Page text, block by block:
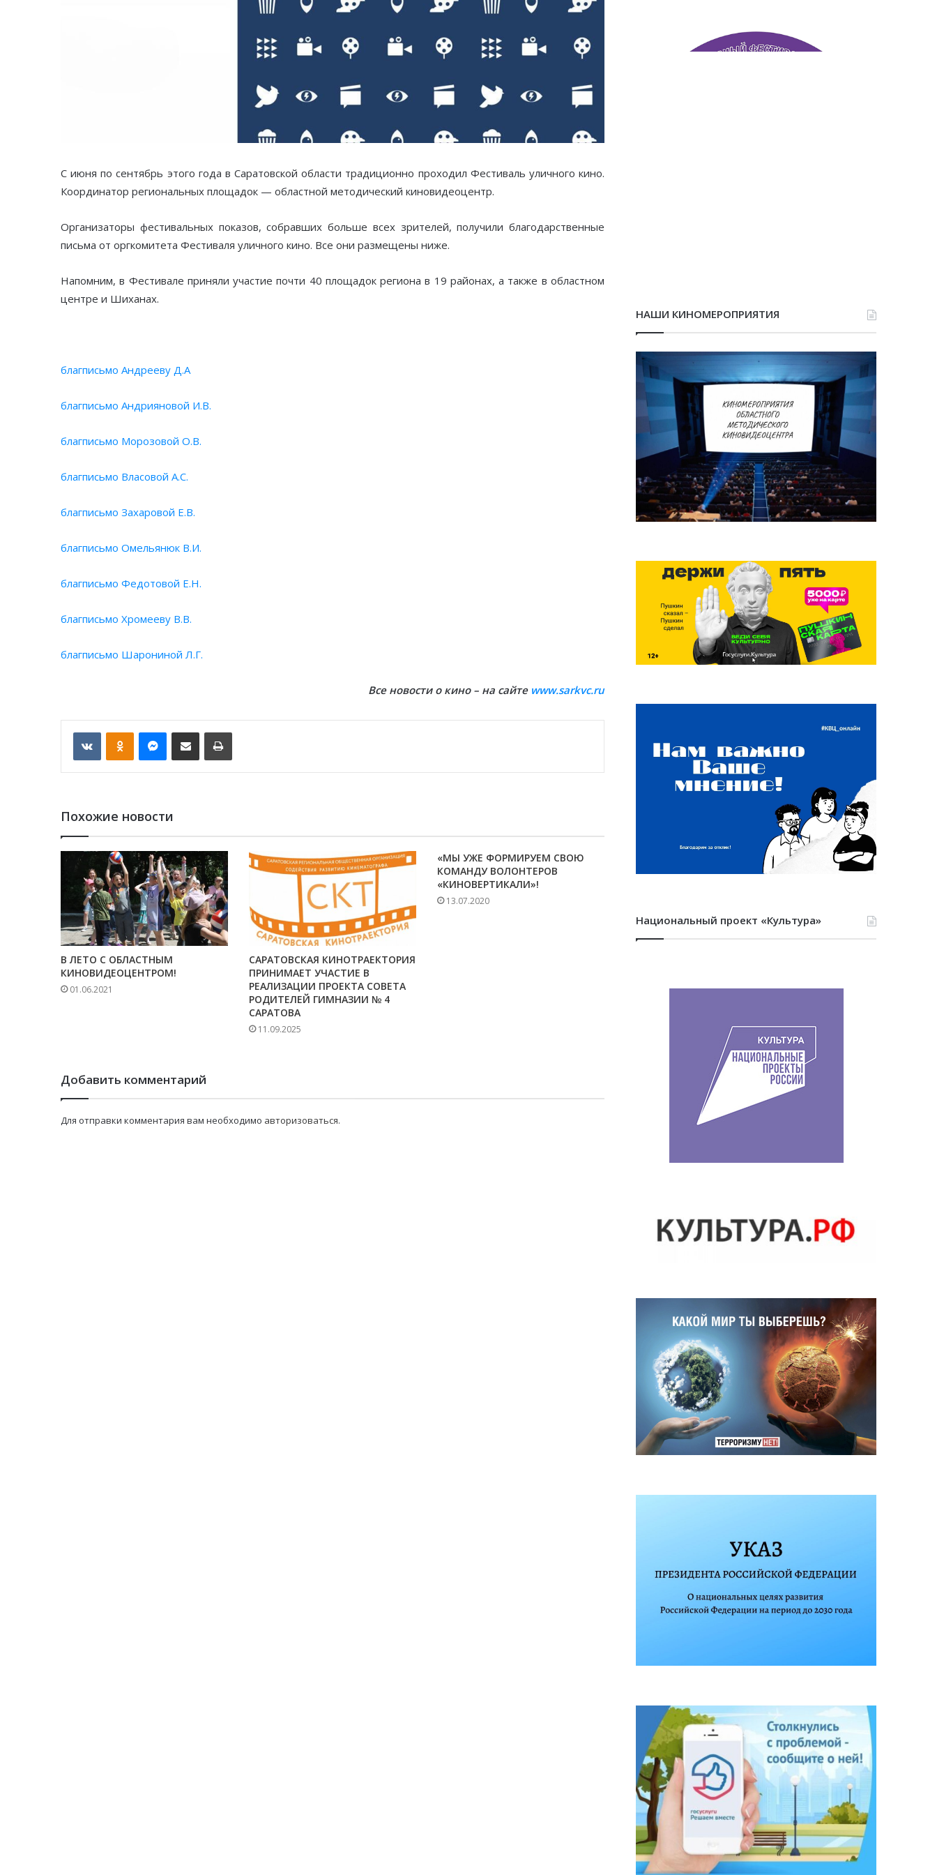
С июня по сентябрь этого года в Саратовской области традиционно проходил Фестиваль уличного кино.
Координатор региональных площадок — областной методический киновидеоцентр.
Организаторы фестивальных показов, собравших больше всех зрителей, получили благодарственные
письма от оргкомитета Фестиваля уличного кино. Все они размещены ниже.
Напомним, в Фестивале приняли участие почти 40 площадок региона в 19 районах, а также в областном
центре и Шиханах.
благписьмо Андрееву Д.А
благписьмо Андрияновой И.В.
благписьмо Морозовой О.В.
благписьмо Власовой А.С.
благписьмо Захаровой Е.В.
благписьмо Омельянюк В.И.
благписьмо Федотовой Е.Н.
благписьмо Хромееву В.В.
благписьмо Шарониной Л.Г.
Все новости о кино – на сайте www.sarkvc.ru
VKontakte
Похожие новости
В ЛЕТО С ОБЛАСТНЫМ
КИНОВИДЕОЦЕНТРОМ!
01.06.2021
САРАТОВСКАЯ КИНОТРАЕКТОРИЯ
ПРИНИМАЕТ УЧАСТИЕ В
РЕАЛИЗАЦИИ ПРОЕКТА СОВЕТА
РОДИТЕЛЕЙ ГИМНАЗИИ № 4
САРАТОВА
11.09.2025
«МЫ УЖЕ ФОРМИРУЕМ СВОЮ
КОМАНДУ ВОЛОНТЕРОВ
«КИНОВЕРТИКАЛИ»!
13.07.2020
Добавить комментарий
Для отправки комментария вам необходимо авторизоваться.
НАШИ КИНОМЕРОПРИЯТИЯ
Национальный проект «Культура»